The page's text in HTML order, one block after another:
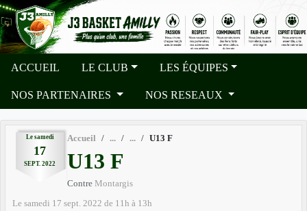
ACCUEIL LE CLUB LES ÉQUIPES
NOS PARTENAIRES NOS RESEAUX
Le samedi
17
SEPT. 2022
Accueil U13 F
U13 F
Contre Montargis
Le samedi 17 sept. 2022 de 11h à 13h
Panneau de gestion des cookies